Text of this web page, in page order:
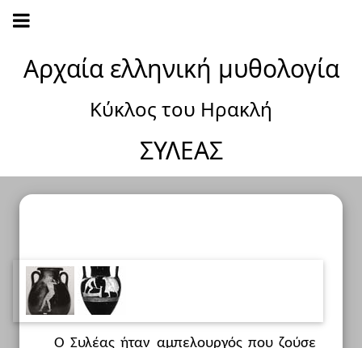
Αρχαία ελληνική μυθολογία
Κύκλος του Ηρακλή
ΣΥΛΕΑΣ
Ο Συλέας ήταν αμπελουργός που ζούσε